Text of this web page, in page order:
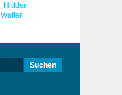
Hidden
Walter